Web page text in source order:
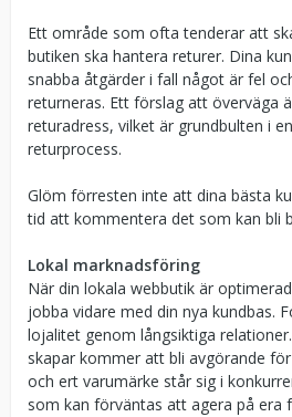
Ett område som ofta tenderar att
butiken ska hantera returer. Dina
snabba åtgärder i fall något är fel
returneras. Ett förslag att överväga
returadress, vilket är grundbulten i
returprocess.
Glöm förresten inte att dina bästa
tid att kommentera det som kan bli
Lokal marknadsföring
När din lokala webbutik är
jobba vidare med din nya kundbas.
lojalitet genom långsiktiga
skapar kommer att bli avgörande
och ert varumärke står sig i
som kan förväntas att agera på era